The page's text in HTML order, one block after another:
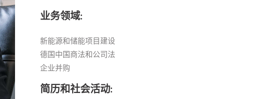
业务领域:
新能源和储能项目建设
德国中国商法和公司法
企业并购
简历和社会活动: